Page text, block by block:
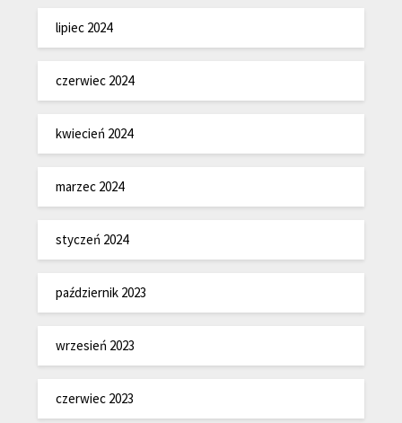
lipiec 2024
czerwiec 2024
kwiecień 2024
marzec 2024
styczeń 2024
październik 2023
wrzesień 2023
czerwiec 2023